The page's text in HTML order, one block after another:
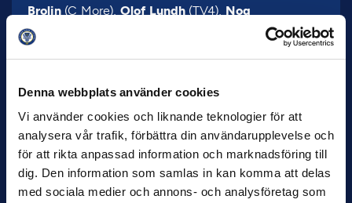
Denna webbplats använder cookies
Vi använder cookies och liknande teknologier för att
analysera vår trafik, förbättra din användarupplevelse och
för att rikta anpassad information och marknadsföring till
dig. Den information som samlas in kan komma att delas
med sociala medier och annons- och analysföretag som
Brolin (C More), Olof Lundh (TV4), Noa
Bachner
(Offside)
och
April:Linus Hallenius, GIF Sundsvall
Maj:Tarik Elyounoussi, AIK
Juli:Marcus Danielson, Djurgården
Augusti: Muamer Tankovic, Hammarby